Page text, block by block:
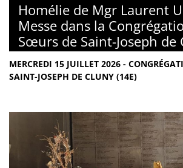
Homélie de Mgr Laurent
Messe dans la
Sœurs de Saint-Joseph de
MERCREDI 15 JUILLET 2026 -
SAINT-JOSEPH DE CLUNY (14E)